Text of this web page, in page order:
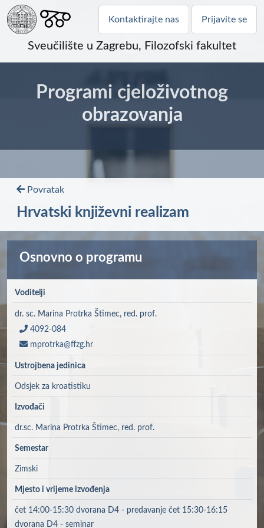
Kontaktirajte nas Prijavite se
Sveučilište u Zagrebu, Filozofski fakultet
Programi cjeloživotnog
obrazovanja
Povratak
Hrvatski književni realizam
Osnovno o programu
Voditelji
dr. sc. Marina Protrka Štimec, red. prof.
4092-084
mprotrka@ffzg.hr
Ustrojbena jedinica
Odsjek za kroatistiku
Izvođači
dr.sc. Marina Protrka Štimec, red. prof.
Semestar
Zimski
Mjesto i vrijeme izvođenja
čet 14:00-15:30 dvorana D4 - predavanje čet 15:30-16:15
dvorana D4 - seminar